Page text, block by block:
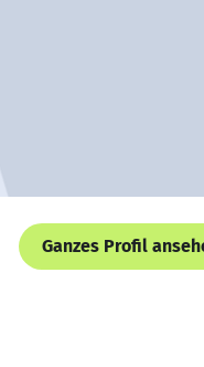
Ganzes Profil